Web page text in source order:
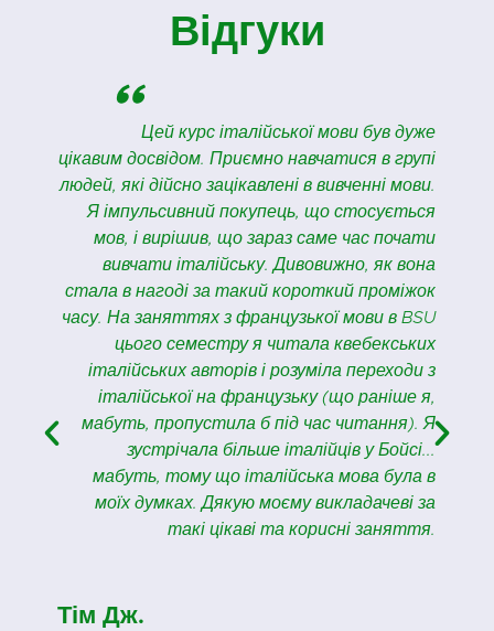
Відгуки
" Цей курс італійської мови був дуже
цікавим досвідом. Приємно навчатися в групі
людей, які дійсно зацікавлені в вивченні мови.
Я імпульсивний покупець, що стосується
мов, і вирішив, що зараз саме час почати
вивчати італійську. Дивовижно, як вона
стала в нагоді за такий короткий проміжок
часу. На заняттях з французької мови в BSU
цього семестру я читала квебекських
італійських авторів і розуміла переходи з
італійської на французьку (що раніше я,
мабуть, пропустила б під час читання). Я
зустрічала більше італійців у Бойсі...
мабуть, тому що італійська мова була в
моїх думках. Дякую моєму викладачеві за
такі цікаві та корисні заняття.
Тім Дж.